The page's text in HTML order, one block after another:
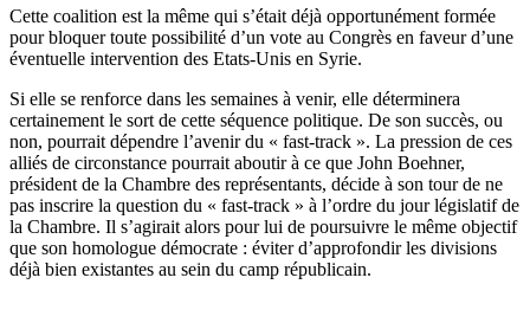
Cette coalition est la même qui s’était déjà opportunément formée
pour bloquer toute possibilité d’un vote au Congrès en faveur d’une
éventuelle intervention des Etats-Unis en Syrie.
Si elle se renforce dans les semaines à venir, elle déterminera
certainement le sort de cette séquence politique. De son succès, ou
non, pourrait dépendre l’avenir du « fast-track ». La pression de ces
alliés de circonstance pourrait aboutir à ce que John Boehner,
président de la Chambre des représentants, décide à son tour de ne
pas inscrire la question du « fast-track » à l’ordre du jour législatif de
la Chambre. Il s’agirait alors pour lui de poursuivre le même objectif
que son homologue démocrate : éviter d’approfondir les divisions
déjà bien existantes au sein du camp républicain.